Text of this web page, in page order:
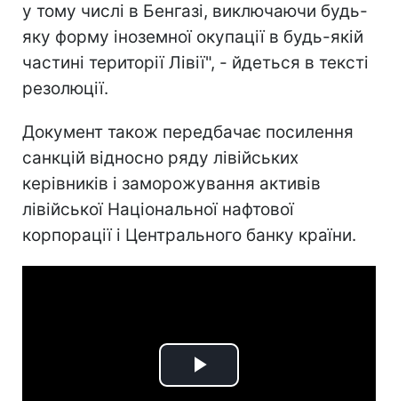
у тому числі в Бенгазі, виключаючи будь-
яку форму іноземної окупації в будь-якій
частині території Лівії", - йдеться в тексті
резолюції.
Документ також передбачає посилення
санкцій відносно ряду лівійських
керівників і заморожування активів
лівійської Національної нафтової
корпорації і Центрального банку країни.
Play